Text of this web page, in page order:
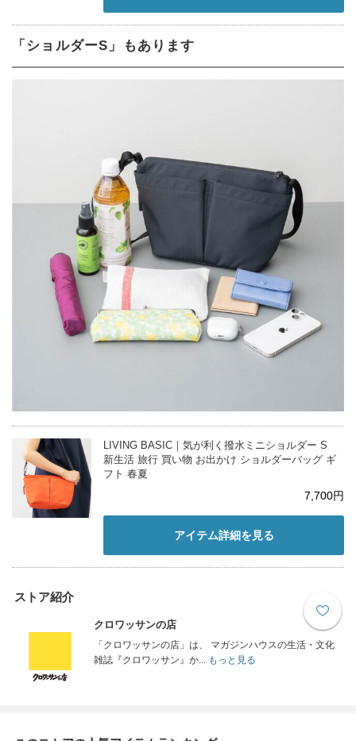
「ショルダーS」もあります
LIVING BASIC｜気が利く撥水ミニショルダー S
新生活 旅行 買い物 お出かけ ショルダーバッグ ギ
フト 春夏
7,700円
アイテム詳細を見る
ストア紹介
クロワッサンの店
「クロワッサンの店」は、 マガジンハウスの生活・文化
雑誌『クロワッサン』か...もっと見る